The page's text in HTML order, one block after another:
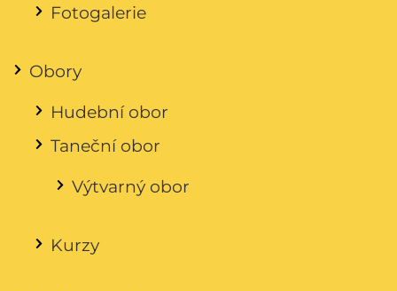
Fotogalerie
Obory
Hudební obor
Taneční obor
Výtvarný obor
Kurzy